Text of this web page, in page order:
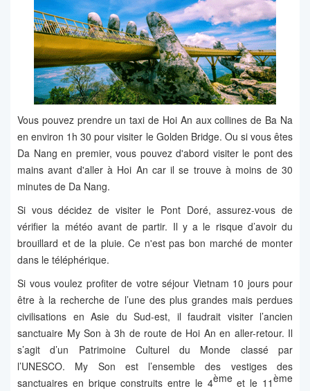
Vous pouvez prendre un taxi de Hoi An aux collines de Ba Na
en environ 1h 30 pour visiter le Golden Bridge. Ou si vous êtes
Da Nang en premier, vous pouvez d'abord visiter le pont des
mains avant d'aller à Hoi An car il se trouve à moins de 30
minutes de Da Nang.
Si vous décidez de visiter le Pont Doré, assurez-vous de
vérifier la météo avant de partir. Il y a le risque d’avoir du
brouillard et de la pluie. Ce n'est pas bon marché de monter
dans le téléphérique.
Si vous voulez profiter de votre séjour Vietnam 10 jours pour
être à la recherche de l’une des plus grandes mais perdues
civilisations en Asie du Sud-est, il faudrait visiter l’ancien
sanctuaire My Son à 3h de route de Hoi An en aller-retour. Il
s’agit d’un Patrimoine Culturel du Monde classé par
l’UNESCO. My Son est l’ensemble des vestiges des
sanctuaires en brique construits entre le 4èmeet le 11ème